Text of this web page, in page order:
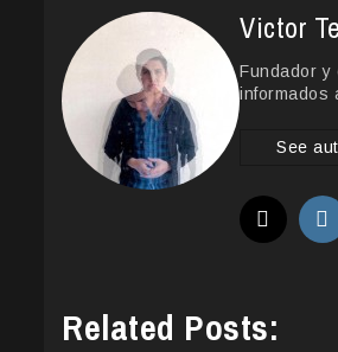
Victor
Fundador y
informados
See
Related Posts: